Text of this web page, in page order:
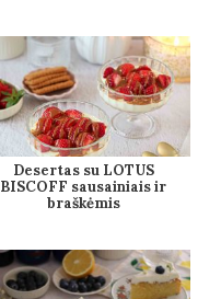
Desertas su LOTUS
BISCOFF sausainiais ir
braškėmis